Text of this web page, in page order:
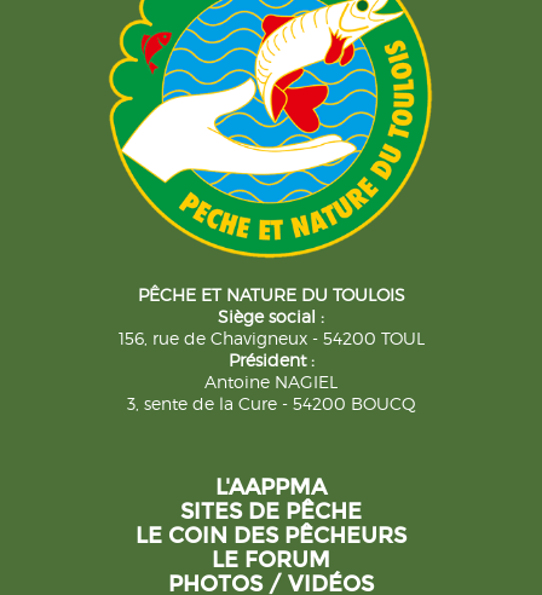
PÊCHE ET NATURE DU TOULOIS
Siège social :
156, rue de Chavigneux - 54200 TOUL
Président :
Antoine NAGIEL
3, sente de la Cure - 54200 BOUCQ
L'AAPPMA
SITES DE PÊCHE
LE COIN DES PÊCHEURS
LE FORUM
PHOTOS / VIDÉOS